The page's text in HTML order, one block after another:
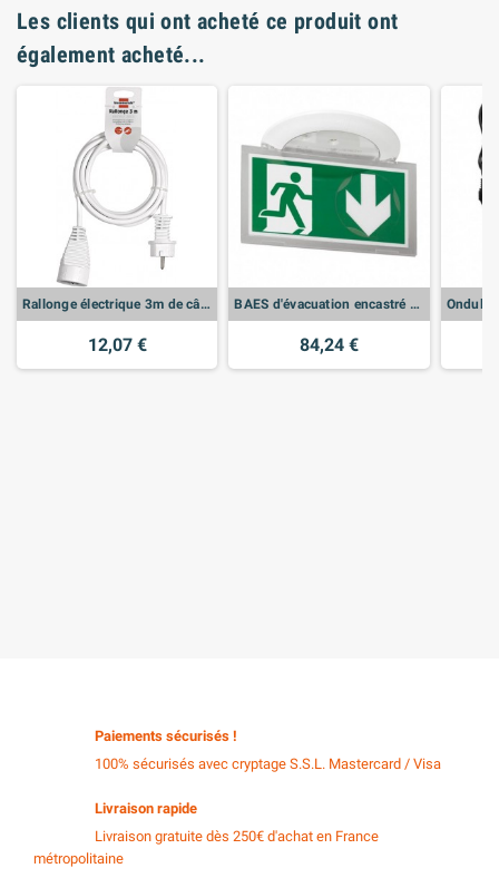
Les clients qui ont acheté ce produit ont
également acheté...
Rallonge électrique 3m de câble H05VV-F 3G1,0
12,07 €
BAES d'évacuation encastré à LEDs 45lm 1h Kickspot IP40 IK04 plastique SATI Connecté pour ERP et ERT - LEG062524
84,24 €
Paiements sécurisés !
100% sécurisés avec cryptage S.S.L. Mastercard / Visa
Livraison rapide
Livraison gratuite dès 250€ d'achat en France
métropolitaine